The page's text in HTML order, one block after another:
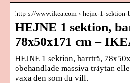
http s://www.ikea.com › hejne-1-sektion-
HEJNE 1 sektion,
78x50x171 cm –
HEJNE 1 sektion, barrträ,
obehandlade massiva träytan
vaxa den som du vill.